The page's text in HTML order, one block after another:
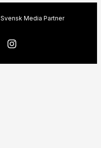
Svensk Media Partner
I
n